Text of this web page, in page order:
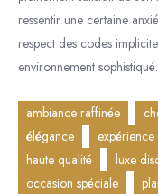
ressentir une certaine
respect des codes
environnement sophistiqué.
ambiance raffinée
élégance
haute qualité
luxe
occasion spéciale